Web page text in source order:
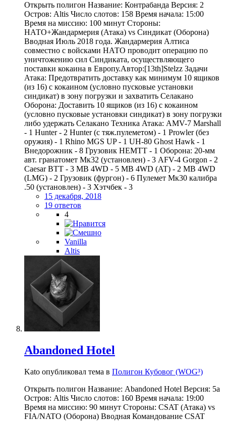
Открыть полигон Название: Контрабанда Версия: 2
Остров: Altis Число слотов: 158 Время начала: 15:00
Время на миссию: 100 минут Стороны:
НАТО+Жандармерия (Атака) vs Синдикат (Оборона)
Вводная Июль 2018 года. Жандармерия Алтиса
совместно с войсками НАТО проводит операцию по
уничтожению сил Синдиката, осуществляющего
поставки кокаина в Европу.Автор:[13th]Stelzz Задачи
Атака: Предотвратить доставку как минимум 10 ящиков
(из 16) с кокаином (условно пусковые установки
синдикат) в зону погрузки и захватить Селакано
Оборона: Доставить 10 ящиков (из 16) с кокаином
(условно пусковые установки синдикат) в зону погрузки
либо удержать Селакано Техника Атака: AMV-7 Marshall
- 1 Hunter - 2 Hunter (с тяж.пулеметом) - 1 Prowler (без
оружия) - 1 Rhino MGS UP - 1 UH-80 Ghost Hawk - 1
Внедорожник - 8 Грузовик HEMTT - 1 Оборона: 20-мм
авт. гранатомет Мк32 (установлен) - 3 AFV-4 Gorgon - 2
Caesar BTT - 3 MB 4WD - 5 MB 4WD (AT) - 2 MB 4WD
(LMG) - 2 Грузовик (фургон) - 6 Пулемет Мк30 калибра
.50 (установлен) - 3 Хэтчбек - 3
15 декабря, 2018
19 ответов
4
Vanilla
Altis
Abandoned Hotel
Kato опубликовал тема в Полигон Кубовог (WOG³)
Открыть полигон Название: Abandoned Hotel Версия: 5a
Остров: Altis Число слотов: 160 Время начала: 19:00
Время на миссию: 90 минут Стороны: CSAT (Атака) vs
FIA/NATO (Оборона) Вводная Командование CSAT